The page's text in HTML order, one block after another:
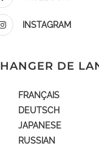
INSTAGRAM
DE
FRANÇAIS
DEUTSCH
JAPANESE
RUSSIAN